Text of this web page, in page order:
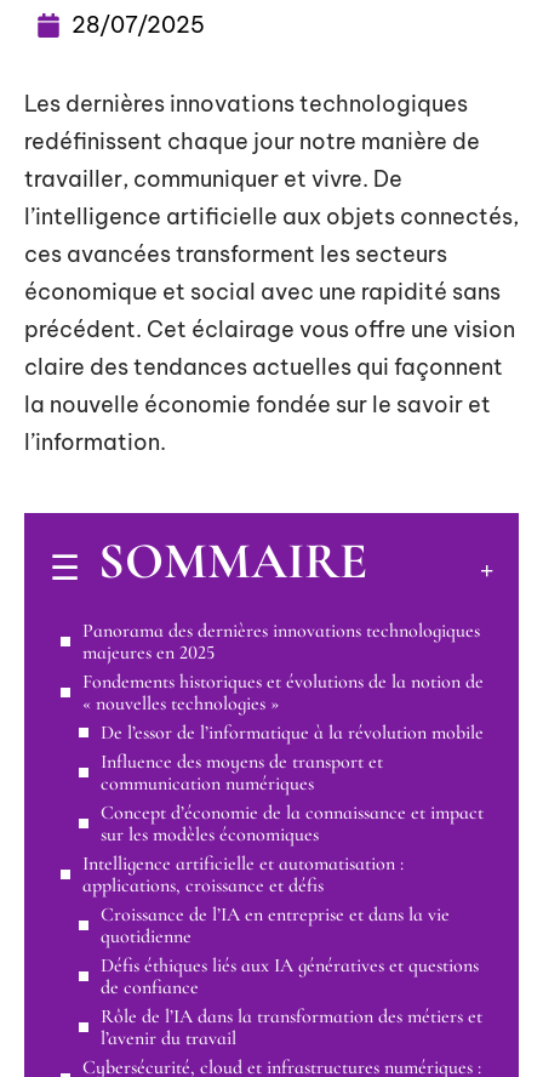
28/07/2025
Les dernières innovations technologiques
redéfinissent chaque jour notre manière de
travailler, communiquer et vivre. De
l’intelligence artificielle aux objets connectés,
ces avancées transforment les secteurs
économique et social avec une rapidité sans
précédent. Cet éclairage vous offre une vision
claire des tendances actuelles qui façonnent
la nouvelle économie fondée sur le savoir et
l’information.
SOMMAIRE
Panorama des dernières innovations technologiques
majeures en 2025
Fondements historiques et évolutions de la notion de
« nouvelles technologies »
De l’essor de l’informatique à la révolution mobile
Influence des moyens de transport et
communication numériques
Concept d’économie de la connaissance et impact
sur les modèles économiques
Intelligence artificielle et automatisation :
applications, croissance et défis
Croissance de l’IA en entreprise et dans la vie
quotidienne
Défis éthiques liés aux IA génératives et questions
de confiance
Rôle de l’IA dans la transformation des métiers et
l’avenir du travail
Cybersécurité, cloud et infrastructures numériques :